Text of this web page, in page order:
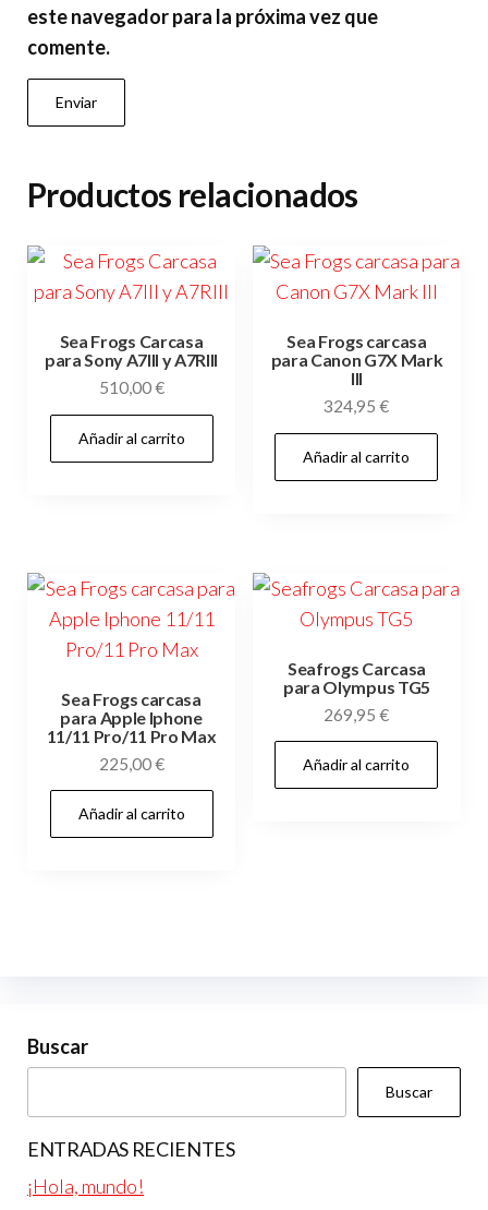
este navegador para la próxima vez que
comente.
Productos relacionados
Sea Frogs Carcasa
para Sony A7III y A7RIII
510,00€
Añadir al carrito
Sea Frogs carcasa
para Canon G7X Mark
III
324,95€
Añadir al carrito
Sea Frogs carcasa
para Apple Iphone
11/11 Pro/11 Pro Max
225,00€
Añadir al carrito
Seafrogs Carcasa
para Olympus TG5
269,95€
Añadir al carrito
Buscar
Buscar
ENTRADAS RECIENTES
¡Hola, mundo!